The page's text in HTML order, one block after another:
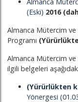
(Eski) 2016
Almanca Mütercim ve
Programı
Almanca Mütercim ve
ilgili belgeleri
(Yürürlükten
Yönergesi